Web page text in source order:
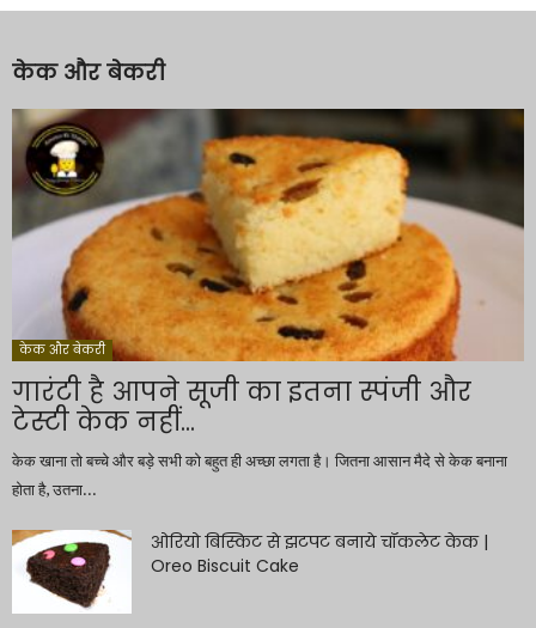
केक और बेकरी
केक और बेकरी
गारंटी है आपने सूजी का इतना स्पंजी और
टेस्टी केक नहीं...
केक खाना तो बच्चे और बड़े सभी को बहुत ही अच्छा लगता है। जितना आसान मैदे से केक बनाना
होता है, उतना...
ओरियो बिस्किट से झटपट बनाये चॉकलेट केक |
Oreo Biscuit Cake